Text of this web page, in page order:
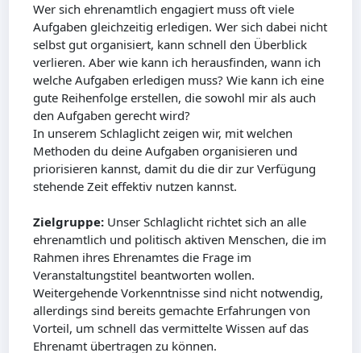
Wer sich ehrenamtlich engagiert muss oft viele
Aufgaben gleichzeitig erledigen. Wer sich dabei nicht
selbst gut organisiert, kann schnell den Überblick
verlieren. Aber wie kann ich herausfinden, wann ich
welche Aufgaben erledigen muss? Wie kann ich eine
gute Reihenfolge erstellen, die sowohl mir als auch
den Aufgaben gerecht wird?
In unserem Schlaglicht zeigen wir, mit welchen
Methoden du deine Aufgaben organisieren und
priorisieren kannst, damit du die dir zur Verfügung
stehende Zeit effektiv nutzen kannst.
Zielgruppe: Unser Schlaglicht richtet sich an alle
ehrenamtlich und politisch aktiven Menschen, die im
Rahmen ihres Ehrenamtes die Frage im
Veranstaltungstitel beantworten wollen.
Weitergehende Vorkenntnisse sind nicht notwendig,
allerdings sind bereits gemachte Erfahrungen von
Vorteil, um schnell das vermittelte Wissen auf das
Ehrenamt übertragen zu können.